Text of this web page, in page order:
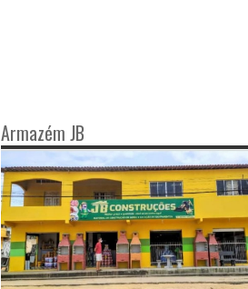
Armazém JB